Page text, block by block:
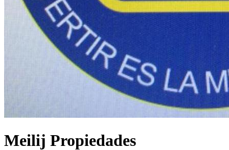
Meilij Propiedades